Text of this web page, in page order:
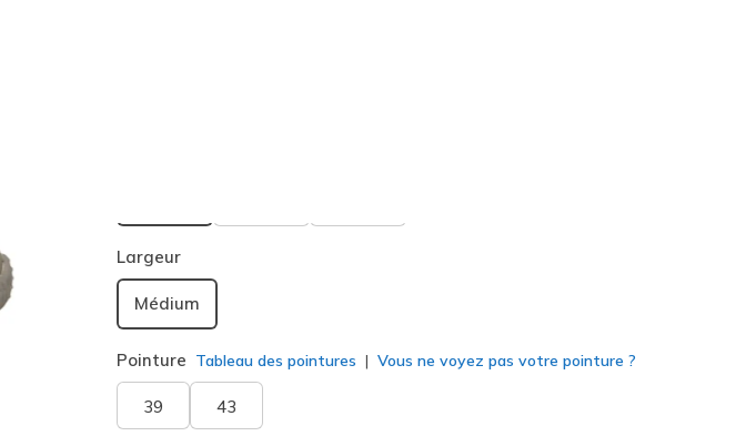
sélectionné
Largeur
Médium
Pointure Tableau des pointures Vous ne voyez pas votre pointure ?
39 43